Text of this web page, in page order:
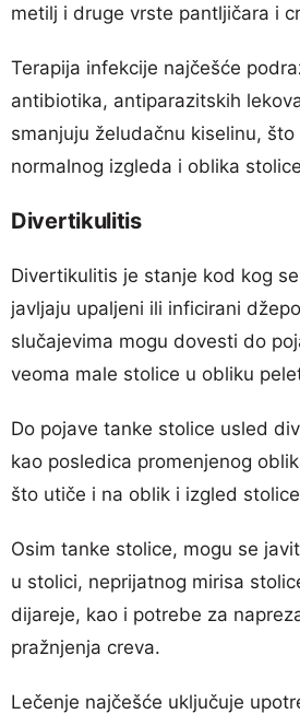
metilj i druge vrste pantljičara i
Terapija infekcije najčešće
antibiotika, antiparazitskih
smanjuju želudačnu kiselinu,
normalnog izgleda i oblika
Divertikulitis
Divertikulitis je stanje kod kog
javljaju upaljeni ili inficirani
slučajevima mogu dovesti do
veoma male stolice u obliku
Do pojave tanke stolice usled
kao posledica promenjenog
što utiče i na oblik i izgled
Osim tanke stolice, mogu se
u stolici, neprijatnog mirisa
dijareje, kao i potrebe za
pražnjenja creva.
Lečenje najčešće uključuje